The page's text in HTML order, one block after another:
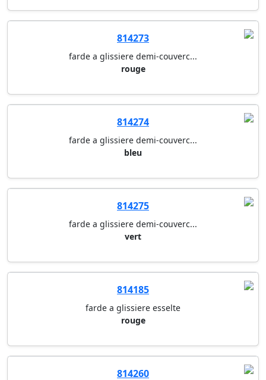
814273
farde a glissiere demi-couverc...
rouge
814274
farde a glissiere demi-couverc...
bleu
814275
farde a glissiere demi-couverc...
vert
814185
farde a glissiere esselte
rouge
814260